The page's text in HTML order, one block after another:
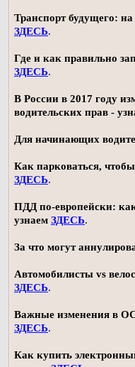
Транспорт будущего: на
ЗДЕСЬ.
Где и как правильно
ЗДЕСЬ.
В России в 2017 году
водительских прав -
Для начинающих
Как парковаться,
ЗДЕСЬ.
ПДД по-европейски:
узнаем ЗДЕСЬ.
За что могут
Автомобилисты vs
ЗДЕСЬ.
Важные изменения в
ЗДЕСЬ.
Как купить